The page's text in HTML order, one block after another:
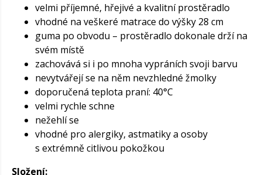
velmi příjemné, hřejivé a kvalitní prostěradlo
vhodné na veškeré matrace do výšky 28 cm
guma po obvodu – prostěradlo dokonale drží na
svém místě
zachovává si i po mnoha vypráních svoji barvu
nevytvářejí se na něm nevzhledné žmolky
doporučená teplota praní: 40°C
velmi rychle schne
nežehlí se
vhodné pro alergiky, astmatiky a osoby
s extrémně citlivou pokožkou
Složení: